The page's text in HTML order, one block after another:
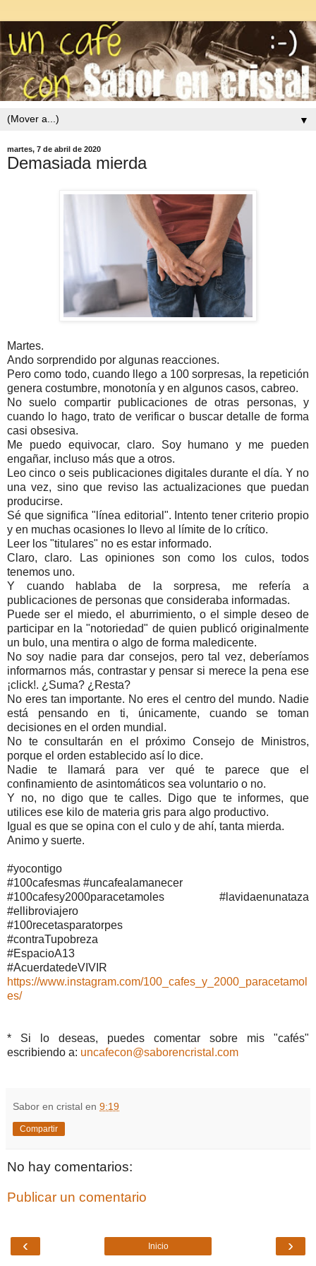
▼
martes, 7 de abril de 2020
Demasiada mierda
Martes.
Ando sorprendido por algunas reacciones.
Pero como todo, cuando llego a 100 sorpresas, la repetición
genera costumbre, monotonía y en algunos casos, cabreo.
No suelo compartir publicaciones de otras personas, y
cuando lo hago, trato de verificar o buscar detalle de forma
casi obsesiva.
Me puedo equivocar, claro. Soy humano y me pueden
engañar, incluso más que a otros.
Leo cinco o seis publicaciones digitales durante el día. Y no
una vez, sino que reviso las actualizaciones que puedan
producirse.
Sé que significa "línea editorial". Intento tener criterio propio
y en muchas ocasiones lo llevo al límite de lo crítico.
Leer los "titulares" no es estar informado.
Claro, claro. Las opiniones son como los culos, todos
tenemos uno.
Y cuando hablaba de la sorpresa, me refería a
publicaciones de personas que consideraba informadas.
Puede ser el miedo, el aburrimiento, o el simple deseo de
participar en la "notoriedad" de quien publicó originalmente
un bulo, una mentira o algo de forma maledicente.
No soy nadie para dar consejos, pero tal vez, deberíamos
informarnos más, contrastar y pensar si merece la pena ese
¡click!. ¿Suma? ¿Resta?
No eres tan importante. No eres el centro del mundo. Nadie
está pensando en ti, únicamente, cuando se toman
decisiones en el orden mundial.
No te consultarán en el próximo Consejo de Ministros,
porque el orden establecido así lo dice.
Nadie te llamará para ver qué te parece que el
confinamiento de asintomáticos sea voluntario o no.
Y no, no digo que te calles. Digo que te informes, que
utilices ese kilo de materia gris para algo productivo.
Igual es que se opina con el culo y de ahí, tanta mierda.
Animo y suerte.
#yocontigo
#100cafesmas #uncafealamanecer
#100cafesy2000paracetamoles #lavidaenunataza
#ellibroviajero
#100recetasparatorpes
#contraTupobreza
#EspacioA13
#AcuerdatedeVIVIR
https://www.instagram.com/100_cafes_y_2000_paracetamol
es/
* Si lo deseas, puedes comentar sobre mis "cafés"
escribiendo a: uncafecon@saborencristal.com
Sabor en cristal en 9:19
Compartir
No hay comentarios:
Publicar un comentario
‹ ›
Inicio